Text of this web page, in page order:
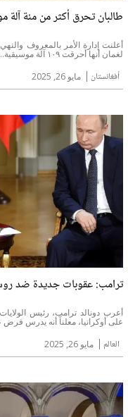
طالبان تحرق أكثر من مئة آلة
أفغانستان مايو 26, 2025
أعلنت إدارة الأمر بالمعروف
لغمان أنها أحرقت ١٠٩ آلة موسيقية...
ترامب: عقوبات جديدة ضد
العالم مايو 26, 2025
أعرب دونالد ترامب، رئيس
على أوكرانيا، معلناً أنه يدرس